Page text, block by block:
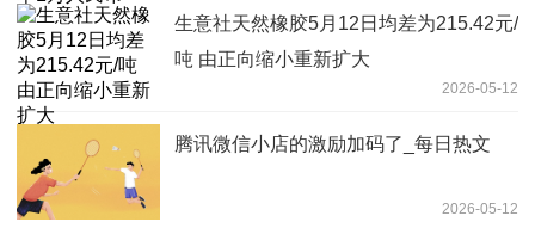
生意社天然橡胶5月12日均差为215.42元/
吨 由正向缩小重新扩大
2026-05-12
腾讯微信小店的激励加码了_每日热文
2026-05-12